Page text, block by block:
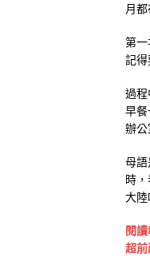
月
第
記
過
早
辦
母
時
大陸
閱讀
超